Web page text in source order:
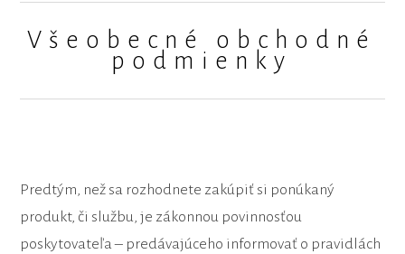
Všeobecné obchodné
podmienky
Predtým, než sa rozhodnete zakúpiť si ponúkaný
produkt, či službu, je zákonnou povinnosťou
poskytovateľa – predávajúceho informovať o pravidlách